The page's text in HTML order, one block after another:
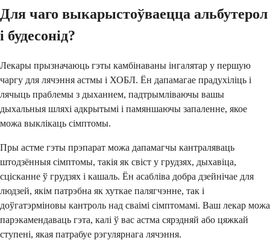
Для чаго выкарыстоўваецца альбутерол
і будесонід?
Лекары прызначаюць гэты камбінаваны інгалятар у першую
чаргу для лячэння астмы і ХОБЛ. Ён дапамагае прадухіліць і
лячыць праблемы з дыханнем, падтрымліваючы вашы
дыхальныя шляхі адкрытымі і памяншаючы запаленне, якое
можа выклікаць сімптомы.
Пры астме гэты прэпарат можа дапамагчы кантраляваць
штодзённыя сімптомы, такія як свіст у грудзях, дыхавіца,
сцісканне ў грудзях і кашаль. Ён асабліва добра дзейнічае для
людзей, якім патрэбна як хуткае палягчэнне, так і
доўгатэрміновы кантроль над сваімі сімптомамі. Ваш лекар можа
парэкамендаваць гэта, калі ў вас астма сярэдняй або цяжкай
ступені, якая патрабуе рэгулярнага лячэння.